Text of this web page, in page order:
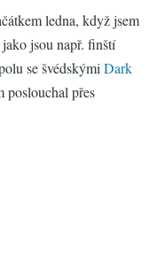
ledna, když jsem
jsou např. finští
se švédskými Dark
poslouchal přes